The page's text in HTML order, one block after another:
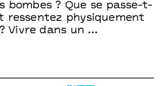
bombes ? Que se passe-t-
ressentez physiquement
Vivre dans un …